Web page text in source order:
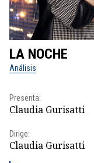
LA NOCHE
Análisis
Presenta:
Claudia Gurisatti
Dirige:
Claudia Gurisatti